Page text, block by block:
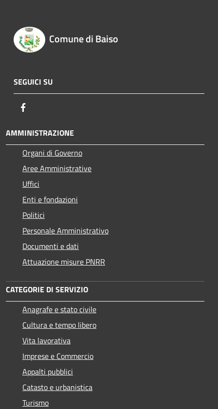
Comune di Baiso
SEGUICI SU
AMMINISTRAZIONE
Organi di Governo
Aree Amministrative
Uffici
Enti e fondazioni
Politici
Personale Amministrativo
Documenti e dati
Attuazione misure PNRR
CATEGORIE DI SERVIZIO
Anagrafe e stato civile
Cultura e tempo libero
Vita lavorativa
Imprese e Commercio
Appalti pubblici
Catasto e urbanistica
Turismo